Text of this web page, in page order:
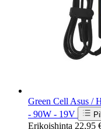
Green Cell Asus /
- 90W - 19V
Erikoishinta 22,95